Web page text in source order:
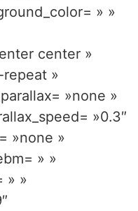
» »
center »
»
»none »
»0.3″
»none »
» »
» »